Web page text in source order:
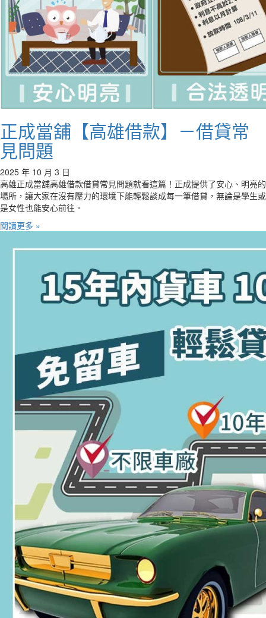
正成當舖【高雄借款】－借貸常
見問題
2025 年 10 月 3 日
高雄正成當舖高雄借款借貸常見問題就看這篇！正成提供了安心、明亮的
場所，讓大家在沒有壓力的環境下能輕鬆談成每一筆借貸，無論是學生或
是女性也能安心前往。
閱讀更多 »